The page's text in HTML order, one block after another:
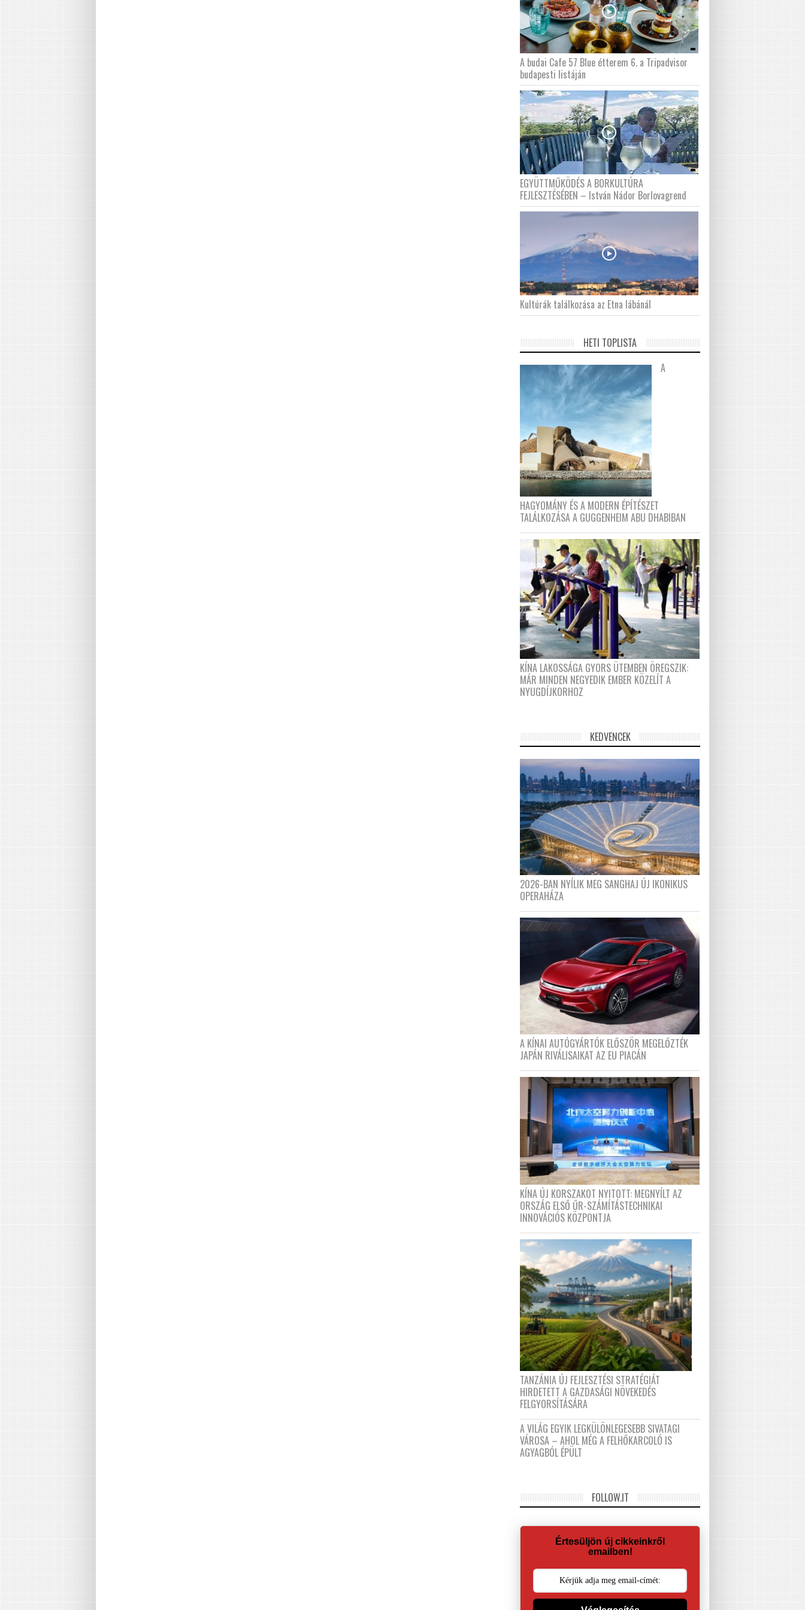
A budai Cafe 57 Blue étterem 6. a Tripadvisor
budapesti listáján
EGYÜTTMŰKÖDÉS A BORKULTÚRA
FEJLESZTÉSÉBEN – István Nádor Borlovagrend
Kultúrák találkozása az Etna lábánál
HETI TOPLISTA
A
HAGYOMÁNY ÉS A MODERN ÉPÍTÉSZET
TALÁLKOZÁSA A GUGGENHEIM ABU DHABIBAN
KÍNA LAKOSSÁGA GYORS ÜTEMBEN ÖREGSZIK:
MÁR MINDEN NEGYEDIK EMBER KÖZELÍT A
NYUGDÍJKORHOZ
KEDVENCEK
2026-BAN NYÍLIK MEG SANGHAJ ÚJ IKONIKUS
OPERAHÁZA
A KÍNAI AUTÓGYÁRTÓK ELŐSZÖR MEGELŐZTÉK
JAPÁN RIVÁLISAIKAT AZ EU PIACÁN
KÍNA ÚJ KORSZAKOT NYITOTT: MEGNYÍLT AZ
ORSZÁG ELSŐ ŰR-SZÁMÍTÁSTECHNIKAI
INNOVÁCIÓS KÖZPONTJA
TANZÁNIA ÚJ FEJLESZTÉSI STRATÉGIÁT
HIRDETETT A GAZDASÁGI NÖVEKEDÉS
FELGYORSÍTÁSÁRA
A VILÁG EGYIK LEGKÜLÖNLEGESEBB SIVATAGI
VÁROSA – AHOL MÉG A FELHŐKARCOLÓ IS
AGYAGBÓL ÉPÜLT
FOLLOW.IT
Értesüljön új cikkeinkről
emailben!